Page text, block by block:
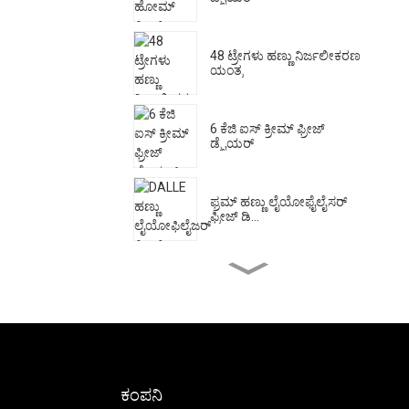
48 ಟ್ರೇಗಳು ಹಣ್ಣು ನಿರ್ಜಲೀಕರಣ
ಯಂತ್ರ
6 ಕೆಜಿ ಐಸ್ ಕ್ರೀಮ್ ಫ್ರೀಜ್
ಡ್ರೈಯರ್
ಫ್ರಮ್ ಹಣ್ಣು ಲೈಯೋಫೈಲೈಸರ್
ಫ್ರೀಜ್ ಡಿ...
ಹೋಮ್ ಫ್ರೀಜ್ ಡ್ರೈಯರ್
ಕಂಪನಿ